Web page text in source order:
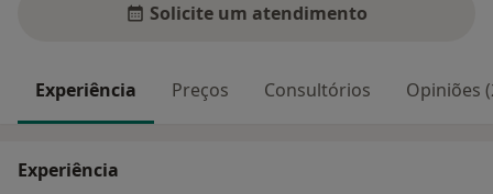
Solicite um atendimento
Experiência Preços Consultórios Opiniões
Experiência